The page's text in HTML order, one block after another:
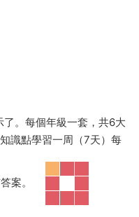
。每個年級一套，共6大
識點學習一周（7天）每
案。